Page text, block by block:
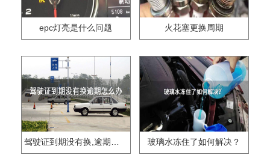
epc灯亮是什么问题 火花塞更换周期
驾驶证到期没有换,逾期怎么办?? 玻璃水冻住了如何解决？